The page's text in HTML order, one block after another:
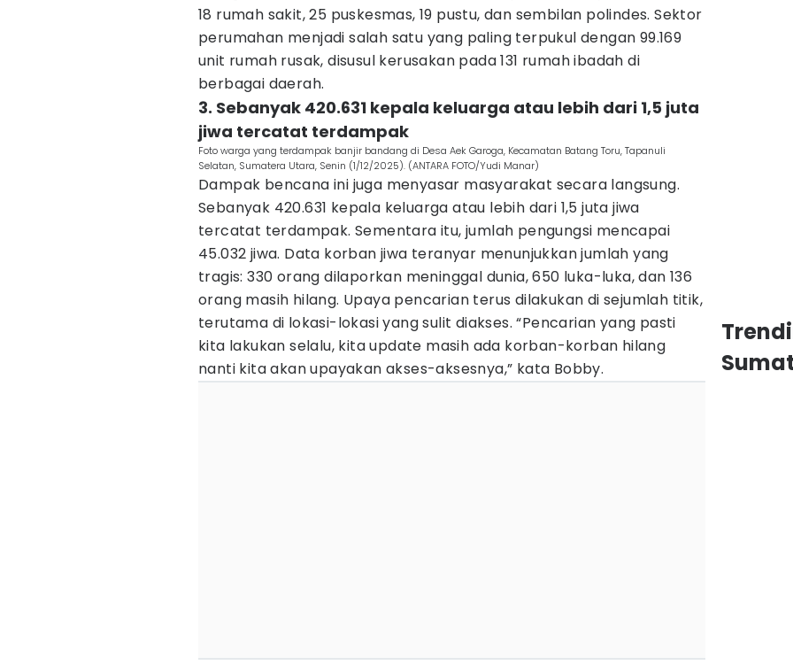
18 rumah sakit, 25 puskesmas, 19 pustu, dan sembilan polindes. Sektor
perumahan menjadi salah satu yang paling terpukul dengan 99.169
unit rumah rusak, disusul kerusakan pada 131 rumah ibadah di
berbagai daerah.
3. Sebanyak 420.631 kepala keluarga atau lebih dari 1,5 juta
jiwa tercatat terdampak
Foto warga yang terdampak banjir bandang di Desa Aek Garoga, Kecamatan Batang Toru, Tapanuli
Selatan, Sumatera Utara, Senin (1/12/2025). (ANTARA FOTO/Yudi Manar)
‎Dampak bencana ini juga menyasar masyarakat secara langsung.
Sebanyak 420.631 kepala keluarga atau lebih dari 1,5 juta jiwa
tercatat terdampak. Sementara itu, jumlah pengungsi mencapai
45.032 jiwa. Data korban jiwa teranyar menunjukkan jumlah yang
tragis: 330 orang dilaporkan meninggal dunia, 650 luka-luka, dan 136
orang masih hilang. Upaya pencarian terus dilakukan di sejumlah titik,
terutama di lokasi-lokasi yang sulit diakses. “Pencarian yang pasti
kita lakukan selalu, kita update masih ada korban-korban hilang
nanti kita akan upayakan akses-aksesnya,” kata Bobby.